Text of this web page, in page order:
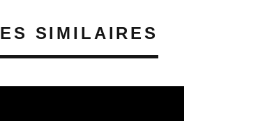
SIMILAIRES